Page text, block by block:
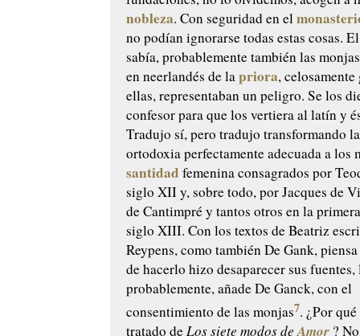
nobleza. Con seguridad en el
no podían ignorarse todas estas cosas.
sabía, probablemente también las
en neerlandés de lapriora,
ellas, representaban un peligro. Se los
confesor para que los vertiera al latín y
Tradujo sí, pero tradujo transformando
ortodoxia perfectamente adecuada a los
santidad femenina consagrados por
siglo XII y, sobre todo, por Jacques de
de Cantimpré y tantos otros en la
siglo XIII. Con los textos de Beatriz
Reypens, como también De Gank,
de hacerlo hizo desaparecer sus
probablemente, añade De Ganck, con el
consentimiento de las monjas7. ¿Por
tratado deLos siete modos deAmor ?